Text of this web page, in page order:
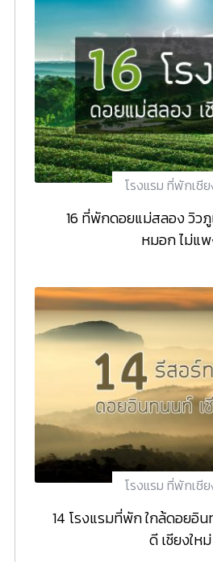
โรงแรม ที่พักเชี
16 ที่พักดอยแม่สลอง วิวภู
หมอก ไม่แ
โรงแรม ที่พักเชีย
14 โรงแรมที่พัก ใกล้ดอยอิ
ดี เชียงใหม่